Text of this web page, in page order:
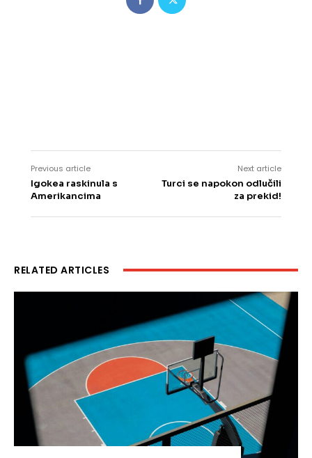
Previous article
Igokea raskinula s
Amerikancima
Next article
Turci se napokon odlučili
za prekid!
RELATED ARTICLES